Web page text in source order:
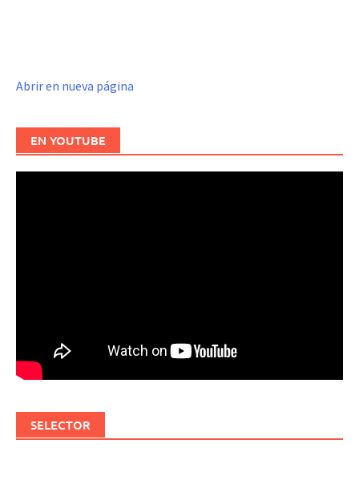
Abrir en nueva página
EN YOUTUBE
SELECTOR